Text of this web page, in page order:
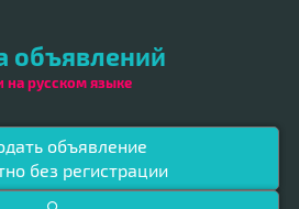
объявлений
на русском языке
объявление
без регистрации